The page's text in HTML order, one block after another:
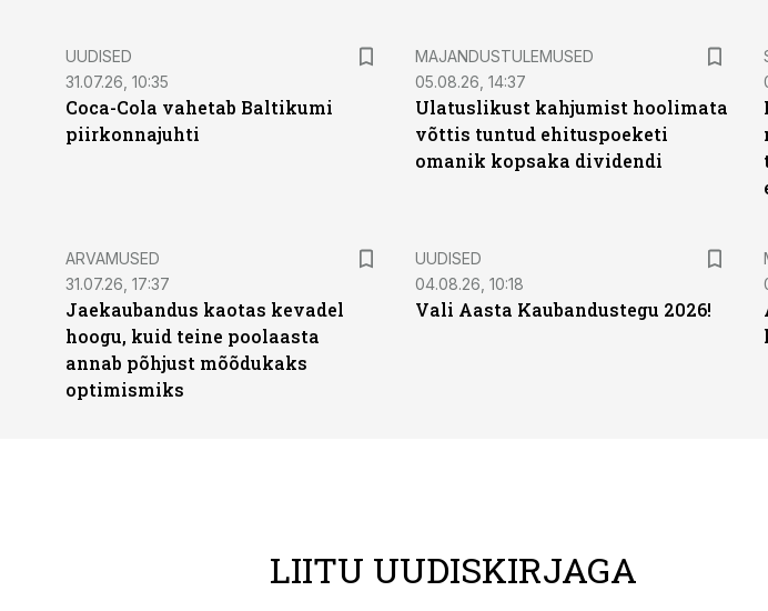
UUDISED
31.07.26, 10:35
Coca-Cola vahetab Baltikumi
piirkonnajuhti
MAJANDUSTULEMUSED
05.08.26, 14:37
Ulatuslikust kahjumist hoolimata
võttis tuntud ehituspoeketi
omanik kopsaka dividendi
ARVAMUSED
31.07.26, 17:37
Jaekaubandus kaotas kevadel
hoogu, kuid teine poolaasta
annab põhjust mõõdukaks
optimismiks
UUDISED
04.08.26, 10:18
Vali Aasta Kaubandustegu 2026!
LIITU UUDISKIRJAGA